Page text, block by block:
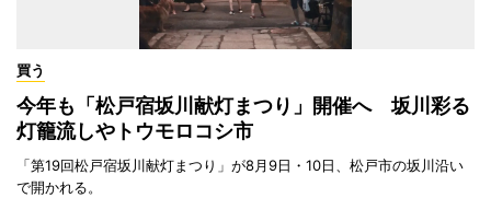
買う
今年も「松戸宿坂川献灯まつり」開催へ 坂川彩る
灯籠流しやトウモロコシ市
「第19回松戸宿坂川献灯まつり」が8月9日・10日、松戸市の坂川沿い
で開かれる。